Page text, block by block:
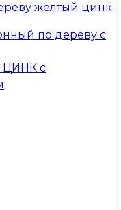
желтый цинк
по дереву с
ЦИНК с